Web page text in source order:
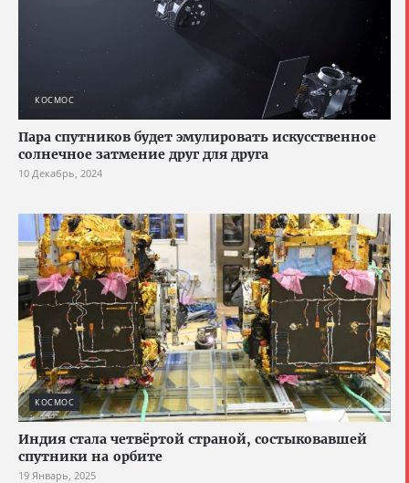
КОСМОС
Пара спутников будет эмулировать искусственное
солнечное затмение друг для друга
10 Декабрь, 2024
КОСМОС
Индия стала четвёртой страной, состыковавшей
спутники на орбите
19 Январь, 2025